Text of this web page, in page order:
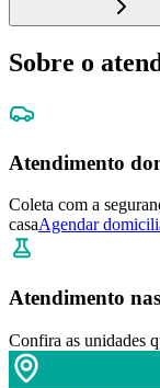
Sobre o
Atendimento
Coleta com a
casaAgendar
Atendimento
Confira as unidades